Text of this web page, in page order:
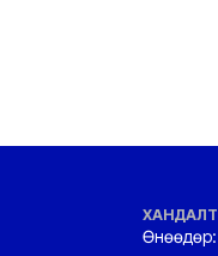
ХАНДАЛТ
Өнөөдөр: